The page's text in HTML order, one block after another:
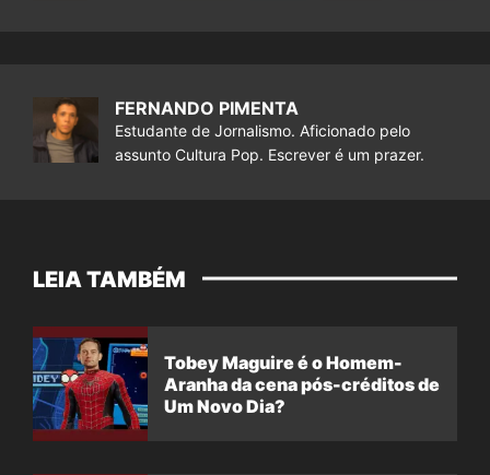
FERNANDO PIMENTA
Estudante de Jornalismo. Aficionado pelo
assunto Cultura Pop. Escrever é um prazer.
LEIA TAMBÉM
Tobey Maguire é o Homem-
Aranha da cena pós-créditos de
Um Novo Dia?